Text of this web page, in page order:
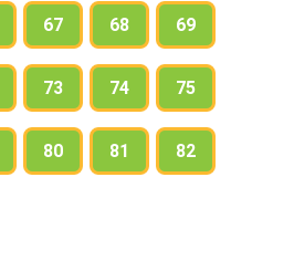
67 68 69
73 74 75
80 81 82